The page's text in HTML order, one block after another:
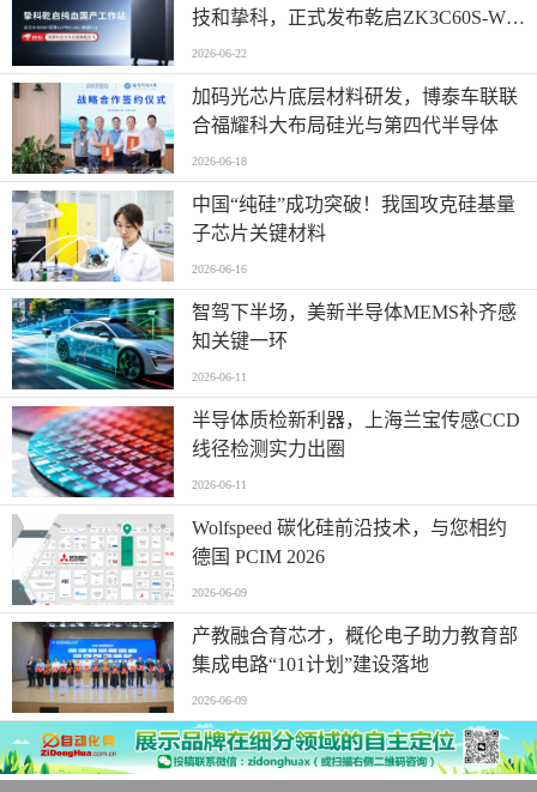
技和挚科，正式发布乾启ZK3C60S-W全
自研国产专业工作站
2026-06-22
加码光芯片底层材料研发，博泰车联联
合福耀科大布局硅光与第四代半导体
2026-06-18
中国“纯硅”成功突破！我国攻克硅基量
子芯片关键材料
2026-06-16
智驾下半场，美新半导体MEMS补齐感
知关键一环
2026-06-11
半导体质检新利器，上海兰宝传感CCD
线径检测实力出圈
2026-06-11
Wolfspeed 碳化硅前沿技术，与您相约
德国 PCIM 2026
2026-06-09
产教融合育芯才，概伦电子助力教育部
集成电路“101计划”建设落地
2026-06-09